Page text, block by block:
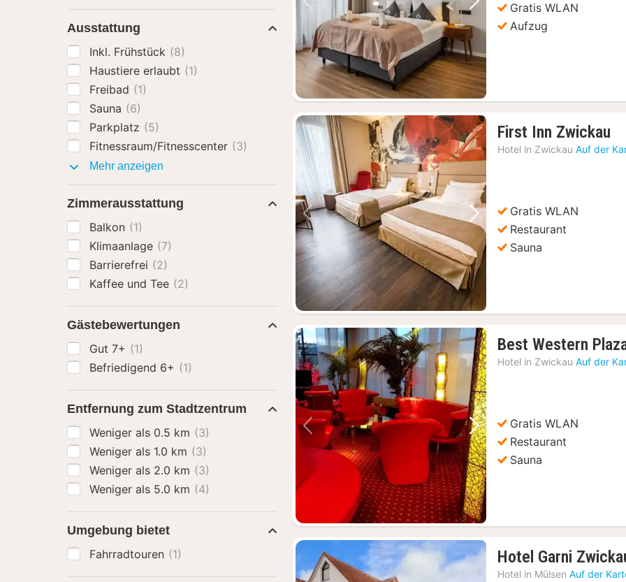
Vorheriges Bild Nächstes Bild
Gratis WLAN
Aufzug
Vorheriges Bild Nächstes Bild
First Inn Zwickau
Hotel in Zwickau Auf der
Gratis WLAN
Restaurant
Sauna
Vorheriges Bild Nächstes Bild
Best Western
Hotel in Zwickau Auf der
Gratis WLAN
Restaurant
Sauna
Hotel Garni
Hotel in Mülsen Auf der
Ausstattung
Inkl. Frühstück (8)
Haustiere erlaubt (1)
Freibad (1)
Sauna (6)
Parkplatz (5)
Fitnessraum/Fitnesscenter (3)
Mehr anzeigen
Zimmerausstattung
Balkon (1)
Klimaanlage (7)
Barrierefrei (2)
Kaffee und Tee (2)
Gästebewertungen
Gut 7+ (1)
Befriedigend 6+ (1)
Entfernung zum Stadtzentrum
Weniger als 0.5 km (3)
Weniger als 1.0 km (3)
Weniger als 2.0 km (3)
Weniger als 5.0 km (4)
Umgebung bietet
Fahrradtouren (1)